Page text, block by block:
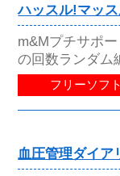
ハッスル!マッ
m&Mプチサポ
の回数ランダム
フリーソフト
血圧管理ダイア